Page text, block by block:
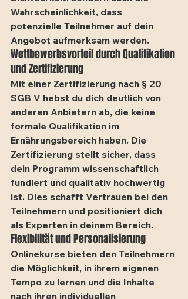
Wahrscheinlichkeit, dass
potenzielle Teilnehmer auf dein
Angebot aufmerksam werden.
Wettbewerbsvorteil durch Qualifikation
und Zertifizierung
Mit einer Zertifizierung nach § 20
SGB V hebst du dich deutlich von
anderen Anbietern ab, die keine
formale Qualifikation im
Ernährungsbereich haben. Die
Zertifizierung stellt sicher, dass
dein Programm wissenschaftlich
fundiert und qualitativ hochwertig
ist. Dies schafft Vertrauen bei den
Teilnehmern und positioniert dich
als Experten in deinem Bereich.
Flexibilität und Personalisierung
Onlinekurse bieten den Teilnehmern
die Möglichkeit, in ihrem eigenen
Tempo zu lernen und die Inhalte
nach ihren individuellen